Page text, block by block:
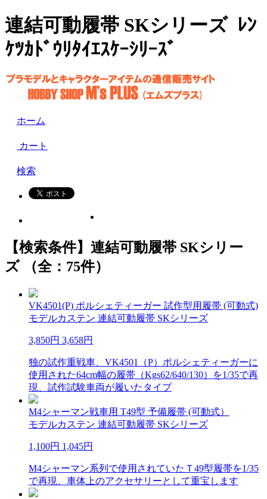
連結可動履帯 SKシリーズ ﾚﾝ
ｹﾂｶﾄﾞｳﾘﾀｲｴｽｹｰｼﾘｰｽﾞ
ホーム
カート
検索
【検索条件】連結可動履帯 SKシリー
ズ （全：75件）
VK4501(P) ポルシェティーガー 試作型用履帯 (可動式)
モデルカステン 連結可動履帯 SKシリーズ
3,850円 3,658円
独の試作重戦車、VK4501（P）ポルシェティーガーに
使用された64cm幅の履帯（Kgs62/640/130）を1/35で再
現、試作試験車両が履いたタイプ
M4シャーマン戦車用 T49型 予備履帯 (可動式）
モデルカステン 連結可動履帯 SKシリーズ
1,100円 1,045円
M4シャーマン系列で使用されていたＴ49型履帯を1/35
で再現、車体上のアクセサリーとして重宝します